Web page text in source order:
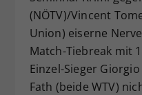
(NÖTV)/Vincent
Union) eiserne
Match-Tiebreak mit
Einzel-Sieger
Fath (beide WTV)